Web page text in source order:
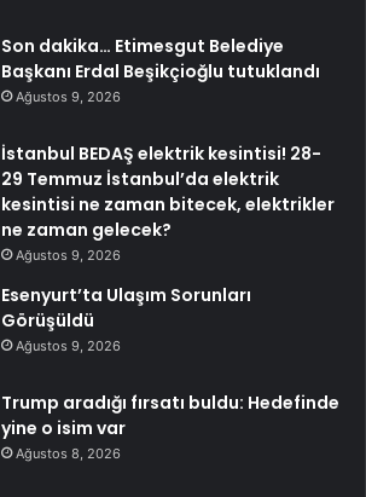
Son dakika… Etimesgut Belediye
Başkanı Erdal Beşikçioğlu tutuklandı
Ağustos 9, 2026
İstanbul BEDAŞ elektrik kesintisi! 28-
29 Temmuz İstanbul’da elektrik
kesintisi ne zaman bitecek, elektrikler
ne zaman gelecek?
Ağustos 9, 2026
Esenyurt’ta Ulaşım Sorunları
Görüşüldü
Ağustos 9, 2026
Trump aradığı fırsatı buldu: Hedefinde
yine o isim var
Ağustos 8, 2026